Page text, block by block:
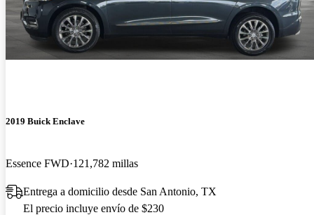
2019 Buick Enclave
Essence FWD 121,782 millas
Entrega a domicilio desde San Antonio, TX
El precio incluye envío de $230